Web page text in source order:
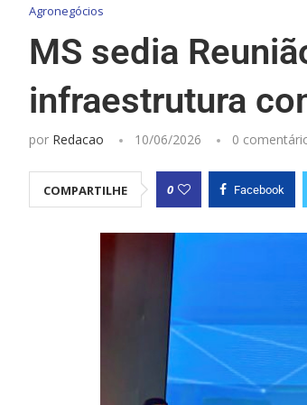
Agronegócios
MS sedia
infraestrutura
por Redacao 10/06/2026 0
COMPARTILHE 0 Facebook